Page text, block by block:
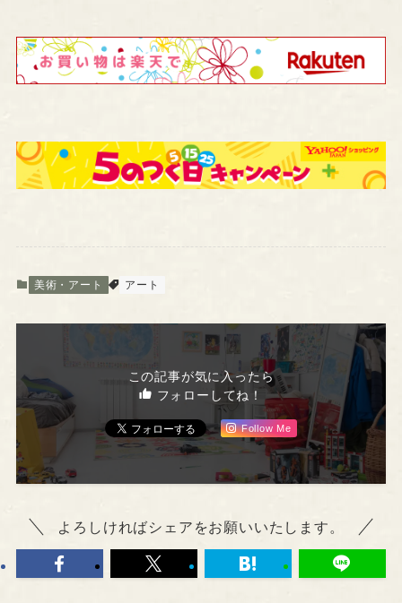
美術・アート アート
この記事が気に入ったら
フォローしてね！
Follow Me
よろしければシェアをお願いいたします。